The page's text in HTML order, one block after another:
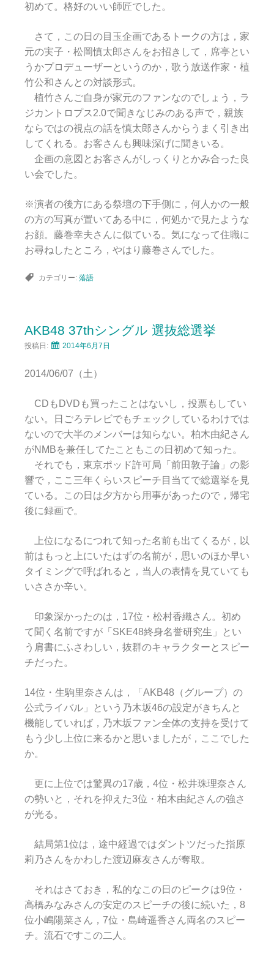
初めて。格好のいい師匠でした。
さて，この日の目玉企画であるトークの方は，家
元の実子・松岡慎太郎さんをお招きして，席亭とい
うかプロデューザーというのか，歌う放送作家・植
竹公和さんとの対談形式。
植竹さんご自身が家元のファンなのでしょう，ラ
ジカントロプス2.0で聞きなじみのある声で，親族
ならではの視点の話を慎太郎さんからうまく引き出
してくれる。お客さんも興味深げに聞きいる。
企画の意図とお客さんがしっくりとかみ合った良
い会でした。
※演者の後方にある祭壇の下手側に，何人かの一般
の方の写真が置いてある中に，何処かで見たような
お顔。藤巻幸夫さんに似ている。気になって住職に
お尋ねしたところ，やはり藤巻さんでした。
カテゴリー: 落語
AKB48 37thシングル 選抜総選挙
投稿日: 2014年6月7日
2014/06/07（土）
CDもDVDも買ったことはないし，投票もしてい
ない。日ごろテレビでもチェックしているわけでは
ないので大半のメンバーは知らない。柏木由紀さん
がNMBを兼任してたこともこの日初めて知った。
それでも，東京ポッド許可局「前田敦子論」の影
響で，ここ三年くらいスピーチ目当てで総選挙を見
ている。この日は夕方から用事があったので，帰宅
後に録画で。
上位になるにつれて知った名前も出てくるが，以
前はもっと上にいたはずの名前が，思いのほか早い
タイミングで呼ばれると，当人の表情を見ていても
いささか辛い。
印象深かったのは，17位・松村香織さん。初め
て聞く名前ですが「SKE48終身名誉研究生」とい
う肩書にふさわしい，抜群のキャラクターとスピー
チだった。
14位・生駒里奈さんは，「AKB48（グループ）の
公式ライバル」という乃木坂46の設定がきちんと
機能していれば，乃木坂ファン全体の支持を受けて
もう少し上位に来るかと思いましたが，ここでした
か。
更に上位では驚異の17歳，4位・松井珠理奈さん
の勢いと，それを抑えた3位・柏木由紀さんの強さ
が光る。
結局第1位は，途中経過ではダントツだった指原
莉乃さんをかわした渡辺麻友さんが奪取。
それはさておき，私的なこの日のピークは9位・
高橋みなみさんの安定のスピーチの後に続いた，8
位小嶋陽菜さん，7位・島崎遥香さん両名のスピー
チ。流石ですこの二人。